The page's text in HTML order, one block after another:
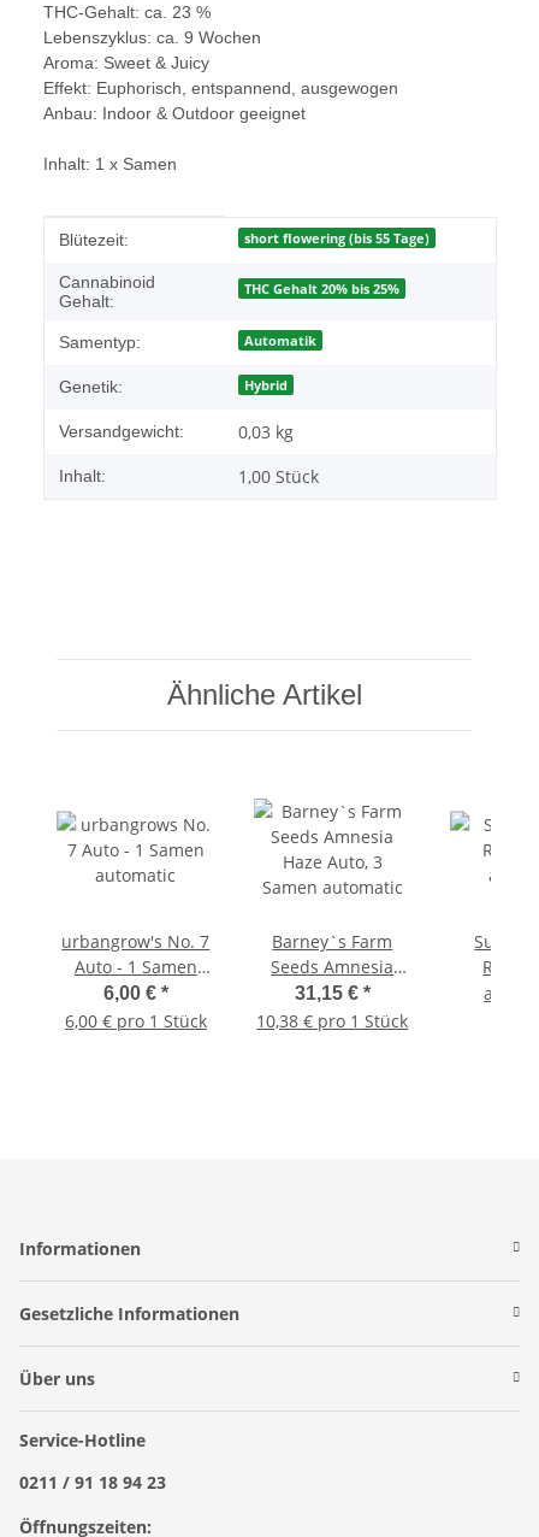
THC-Gehalt: ca. 23 %
Lebenszyklus: ca. 9 Wochen
Aroma: Sweet & Juicy
Effekt: Euphorisch, entspannend, ausgewogen
Anbau: Indoor & Outdoor geeignet
Inhalt: 1 x Samen
Produkteigenschaft
Wert
Blütezeit: short flowering (bis 55 Tage)
Cannabinoid
Gehalt:
THC Gehalt 20% bis 25%
Samentyp: Automatik
Genetik: Hybrid
Versandgewicht: 0,03 kg
Inhalt: 1,00 Stück
Ähnliche Artikel
urbangrow's No. 7
Auto - 1 Samen
automatic
6,00 € *
6,00 € pro 1 Stück
Barney`s Farm
Seeds Amnesia
Haze Auto, 3
Samen automatic
31,15 € *
10,38 € pro 1 Stück
Super
Runtz
ab
Informationen
Gesetzliche Informationen
Über uns
Service-Hotline
0211 / 91 18 94 23
Öffnungszeiten: